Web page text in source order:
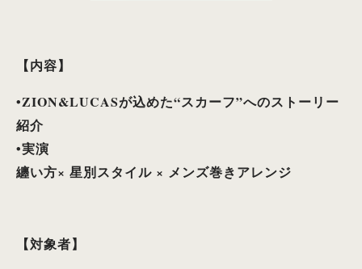
【内容】
•ZION&LUCASが込めた“スカーフ”へのストーリー
紹介
•実演
纏い方× 星別スタイル × メンズ巻きアレンジ
【対象者】